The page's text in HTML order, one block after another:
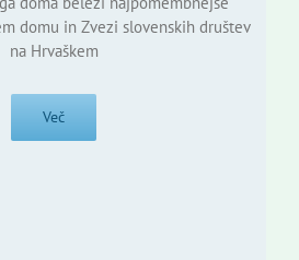
domu in Zvezi slovenskih društev
na Hrvaškem
Več